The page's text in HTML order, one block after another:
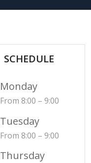
SCHEDULE
Monday
From 8:00 – 9:00
Tuesday
From 8:00 – 9:00
Thursday